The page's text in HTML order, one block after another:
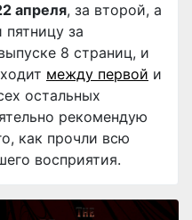
апреля, за второй, а
за
8 страниц, и
между первой и
остальных
рекомендую
как прочли всю
восприятия.